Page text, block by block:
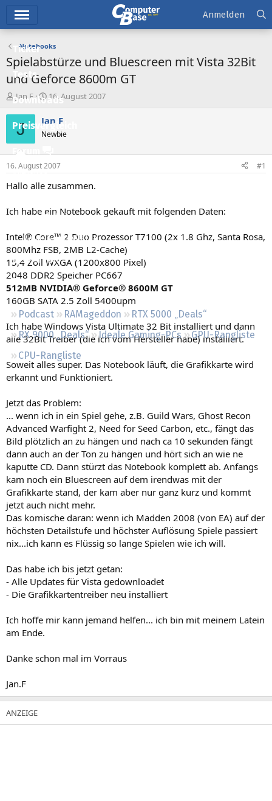
Ticker
Tests
Downloads
Preisvergleich
Forum
Aktuelles
Neue Beiträge
Neueste Aktivitäten
Leserartikel
Regeln
Podcast RAMageddon
RTX 5000 „Deals“
RX 9000 „Deals“
Ideale Gaming-PCs
GPU-Rangliste
CPU-Rangliste
Anmelden
Notebooks
Spielabstürze und Bluescreen mit Vista 32Bit
und Geforce 8600m GT
E
r
s
t
e
r
Jan.F
E
r
s
e
l
t
a
16. August 2007
J Jan.F
Newbie
16. August 2007 #1
Hallo alle zusammen.
Ich habe ein Notebook gekauft mit folgenden Daten:
Intel® Core™ 2 Duo Prozessor T7100 (2x 1.8 Ghz, Santa Rosa,
800Mhz FSB, 2MB L2-Cache)
15,4 Zoll WXGA (1200x800 Pixel)
2048 DDR2 Speicher PC667
512MB NVIDIA® Geforce® 8600M GT
160GB SATA 2.5 Zoll 5400upm
Ich habe Windows Vista Ultimate 32 Bit installiert und dann
alle 32Bit Treiber (die ich vom Hersteller habe) installiert.
Soweit alles super. Das Notebook läuft, die Grafikkarte wird
erkannt und Funktioniert.
Jetzt das Problem:
... wenn ich in ein Spiel gehe, z.B. Guild Wars, Ghost Recon
Advanced Warfight 2, Need for Seed Carbon, etc., fängt das
Bild plötzlich an zu hängen und nach ca 10 sekunden fängt
dann auch an der Ton zu hängen und hört sich an wie ne
kaputte CD. Dann stürzt das Notebook komplett ab. Anfangs
kam noch ein Bluescreen auf dem irendwas mit der
Grafikkarte stand, der kam aber nur ganz kurz und kommt
jetzt auch nicht mehr.
Das komische daran: wenn ich Madden 2008 (von EA) auf der
höchsten Detailstufe und höchster Auflösung Spiele passiert
nix...ich kann es Flüssig so lange Spielen wie ich will.
Das habe ich bis jetzt getan:
- Alle Updates für Vista gedownloadet
- Die Grafikkartentreiber neu installiert
Ich hoffe mir kann jemand helfen... ich bin mit meinem Latein
am Ende.
Danke schon mal im Vorraus
Jan.F